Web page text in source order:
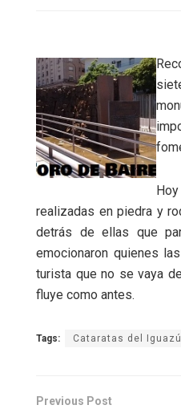
realizadas en piedra y
detrás de ellas que
emocionaron quienes
turista que no se vaya
fluye como antes.
Tags: Cataratas del
Previous Post